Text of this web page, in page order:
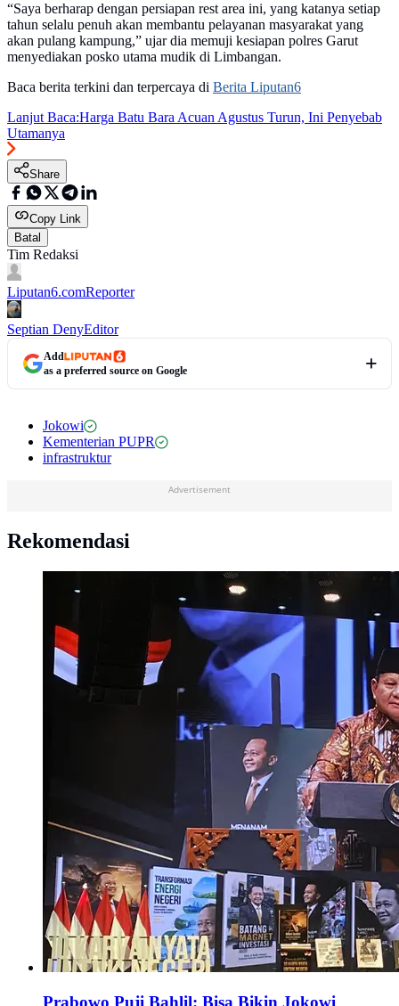
“Saya berharap dengan persiapan rest area ini, yang katanya setiap
tahun selalu penuh akan membantu pelayanan masyarakat yang
akan pulang kampung,” ujar dia memuji kesiapan polres Garut
menyediakan posko utama mudik di Limbangan.
Baca berita terkini dan terpercaya di Berita Liputan6
Lanjut Baca:Harga Batu Bara Acuan Agustus Turun, Ini Penyebab
Utamanya
Share
Copy Link
Batal
Tim Redaksi
Liputan6.comReporter
Septian DenyEditor
Add
as a preferred source on Google
Jokowi
Kementerian PUPR
infrastruktur
Advertisement
Rekomendasi
Prabowo Puji Bahlil: Bisa Bikin Jokowi